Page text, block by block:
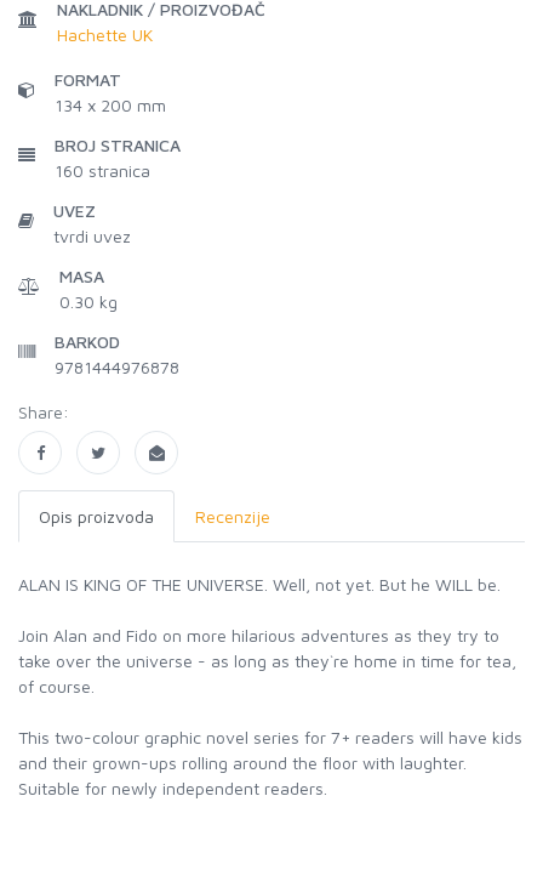
NAKLADNIK / PROIZVOĐAČ
Hachette UK
FORMAT
134 x 200 mm
BROJ STRANICA
160 stranica
UVEZ
tvrdi uvez
MASA
0.30 kg
BARKOD
9781444976878
Share:
Opis proizvoda Recenzije
ALAN IS KING OF THE UNIVERSE. Well, not yet. But he WILL be.
Join Alan and Fido on more hilarious adventures as they try to
take over the universe - as long as they`re home in time for tea,
of course.
This two-colour graphic novel series for 7+ readers will have kids
and their grown-ups rolling around the floor with laughter.
Suitable for newly independent readers.